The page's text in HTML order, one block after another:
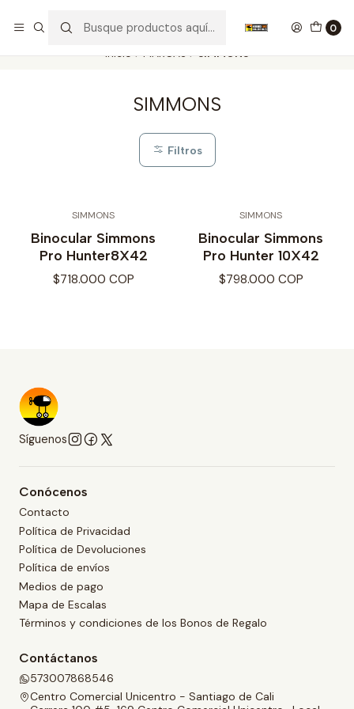
0
Inicio MARCAS SIMMONS
SIMMONS
Filtros
SIMMONS
Binocular Simmons
Pro Hunter8X42
$718.000 COP
SIMMONS
Binocular Simmons
Pro Hunter 10X42
$798.000 COP
Síguenos
Conócenos
Contacto
Política de Privacidad
Política de Devoluciones
Política de envíos
Medios de pago
Mapa de Escalas
Términos y condiciones de los Bonos de Regalo
Contáctanos
573007868546
Centro Comercial Unicentro - Santiago de Cali